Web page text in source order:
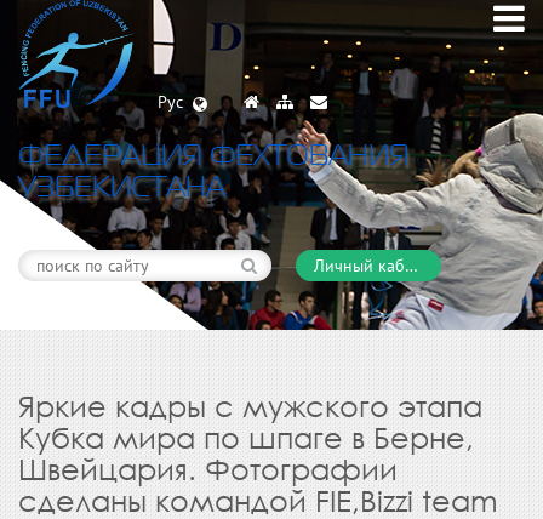
Рус
ФЕДЕРАЦИЯ ФЕХТОВАНИЯ
УЗБЕКИСТАНА
Личный кабинет
Яркие кадры с мужского этапа
Кубка мира по шпаге в Берне,
Швейцария. Фотографии
сделаны командой FIE,Bizzi team